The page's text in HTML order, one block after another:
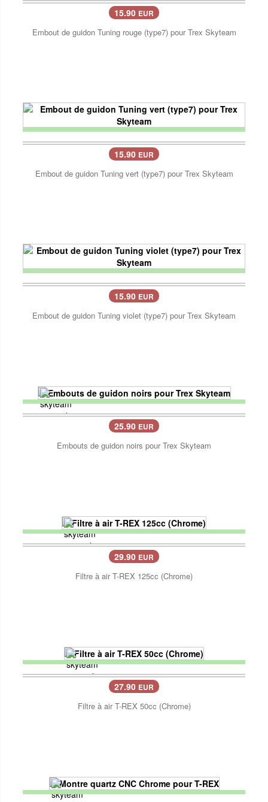
15.90 EUR
Embout de guidon Tuning rouge (type7) pour Trex Skyteam
15.90 EUR
Embout de guidon Tuning vert (type7) pour Trex Skyteam
15.90 EUR
Embout de guidon Tuning violet (type7) pour Trex Skyteam
25.90 EUR
Embouts de guidon noirs pour Trex Skyteam
29.90 EUR
Filtre à air T-REX 125cc (Chrome)
27.90 EUR
Filtre à air T-REX 50cc (Chrome)